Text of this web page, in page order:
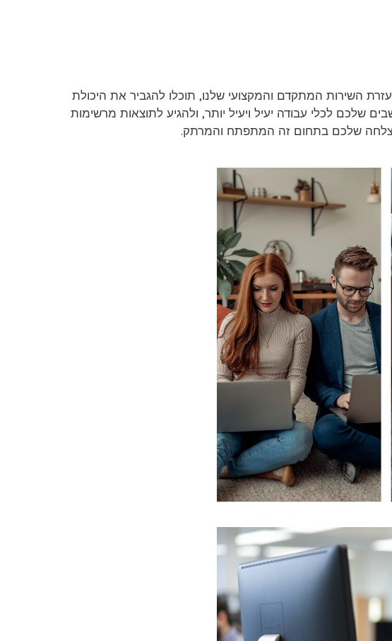
השירות המתקדם והמקצועי שלנו, תוכלו להגביר את היכולת
לכלי עבודה יעיל ויעיל יותר, ולהגיע לתוצאות מרשימות
ההצלחה שלכם בתחום זה המתפתח והמרתק.